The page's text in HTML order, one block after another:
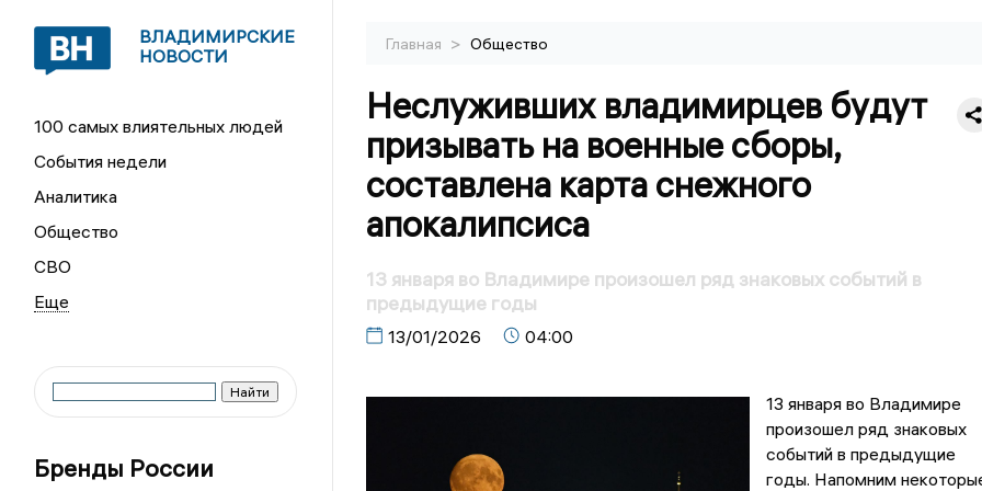
ВЛАДИМИРСКИЕ
НОВОСТИ
100 самых влиятельных людей
События недели
Аналитика
Общество
СВО
Бренды России
Главная > Общество
Неслуживших владимирцев будут
призывать на военные сборы,
составлена карта снежного
апокалипсиса
13 января во Владимире произошел ряд знаковых событий в
предыдущие годы
13/01/2026 04:00
13 января во Владимире
произошел ряд знаковых
событий в предыдущие
годы. Напомним